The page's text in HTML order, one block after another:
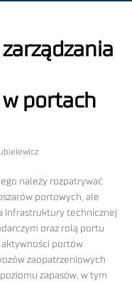
portach
należy rozpatrywać
portowych, ale
infrastruktury technicznej
oraz rolą portu
aktywności portów
zaopatrzeniowych
zapasów, w tym